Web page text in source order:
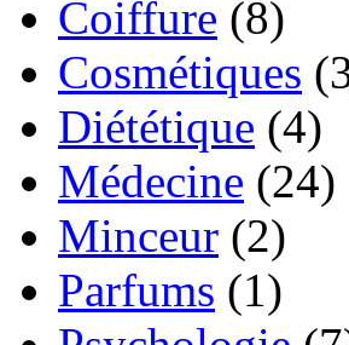
Coiffure (8)
Cosmétiques
Diététique (4)
Médecine (24)
Minceur (2)
Parfums (1)